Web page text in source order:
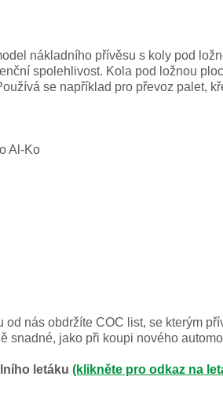
nákladního přívěsu s koly pod
spolehlivost. Kola pod ložnou
se například pro převoz palet,
Al-Ko
nás obdržíte COC list, se kterým
snadné, jako při koupi nového
letáku (klikněte pro odkaz na